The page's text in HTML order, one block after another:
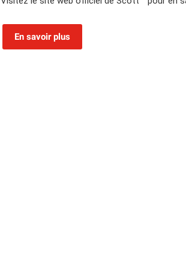
En savoir plus